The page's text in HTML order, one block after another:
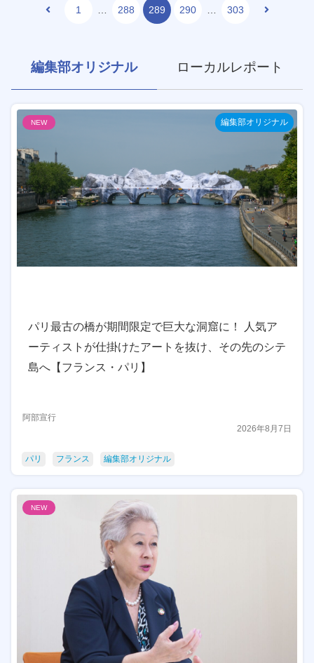
1 … 288 289 290 … 303
編集部オリジナル ローカルレポート
NEW 編集部オリジナル
パリ最古の橋が期間限定で巨大な洞窟に！ 人気ア
ーティストが仕掛けたアートを抜け、その先のシテ
島へ【フランス・パリ】
阿部宣行
2026年8月7日
パリ フランス 編集部オリジナル
NEW